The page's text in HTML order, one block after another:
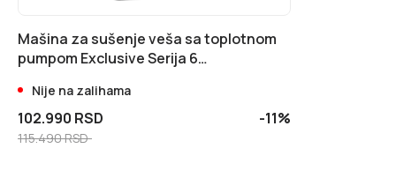
Mašina za sušenje veša sa toplotnom
pumpom Exclusive Serija 6
Nije na zalihama
102.990 RSD
115.490 RSD
-11%